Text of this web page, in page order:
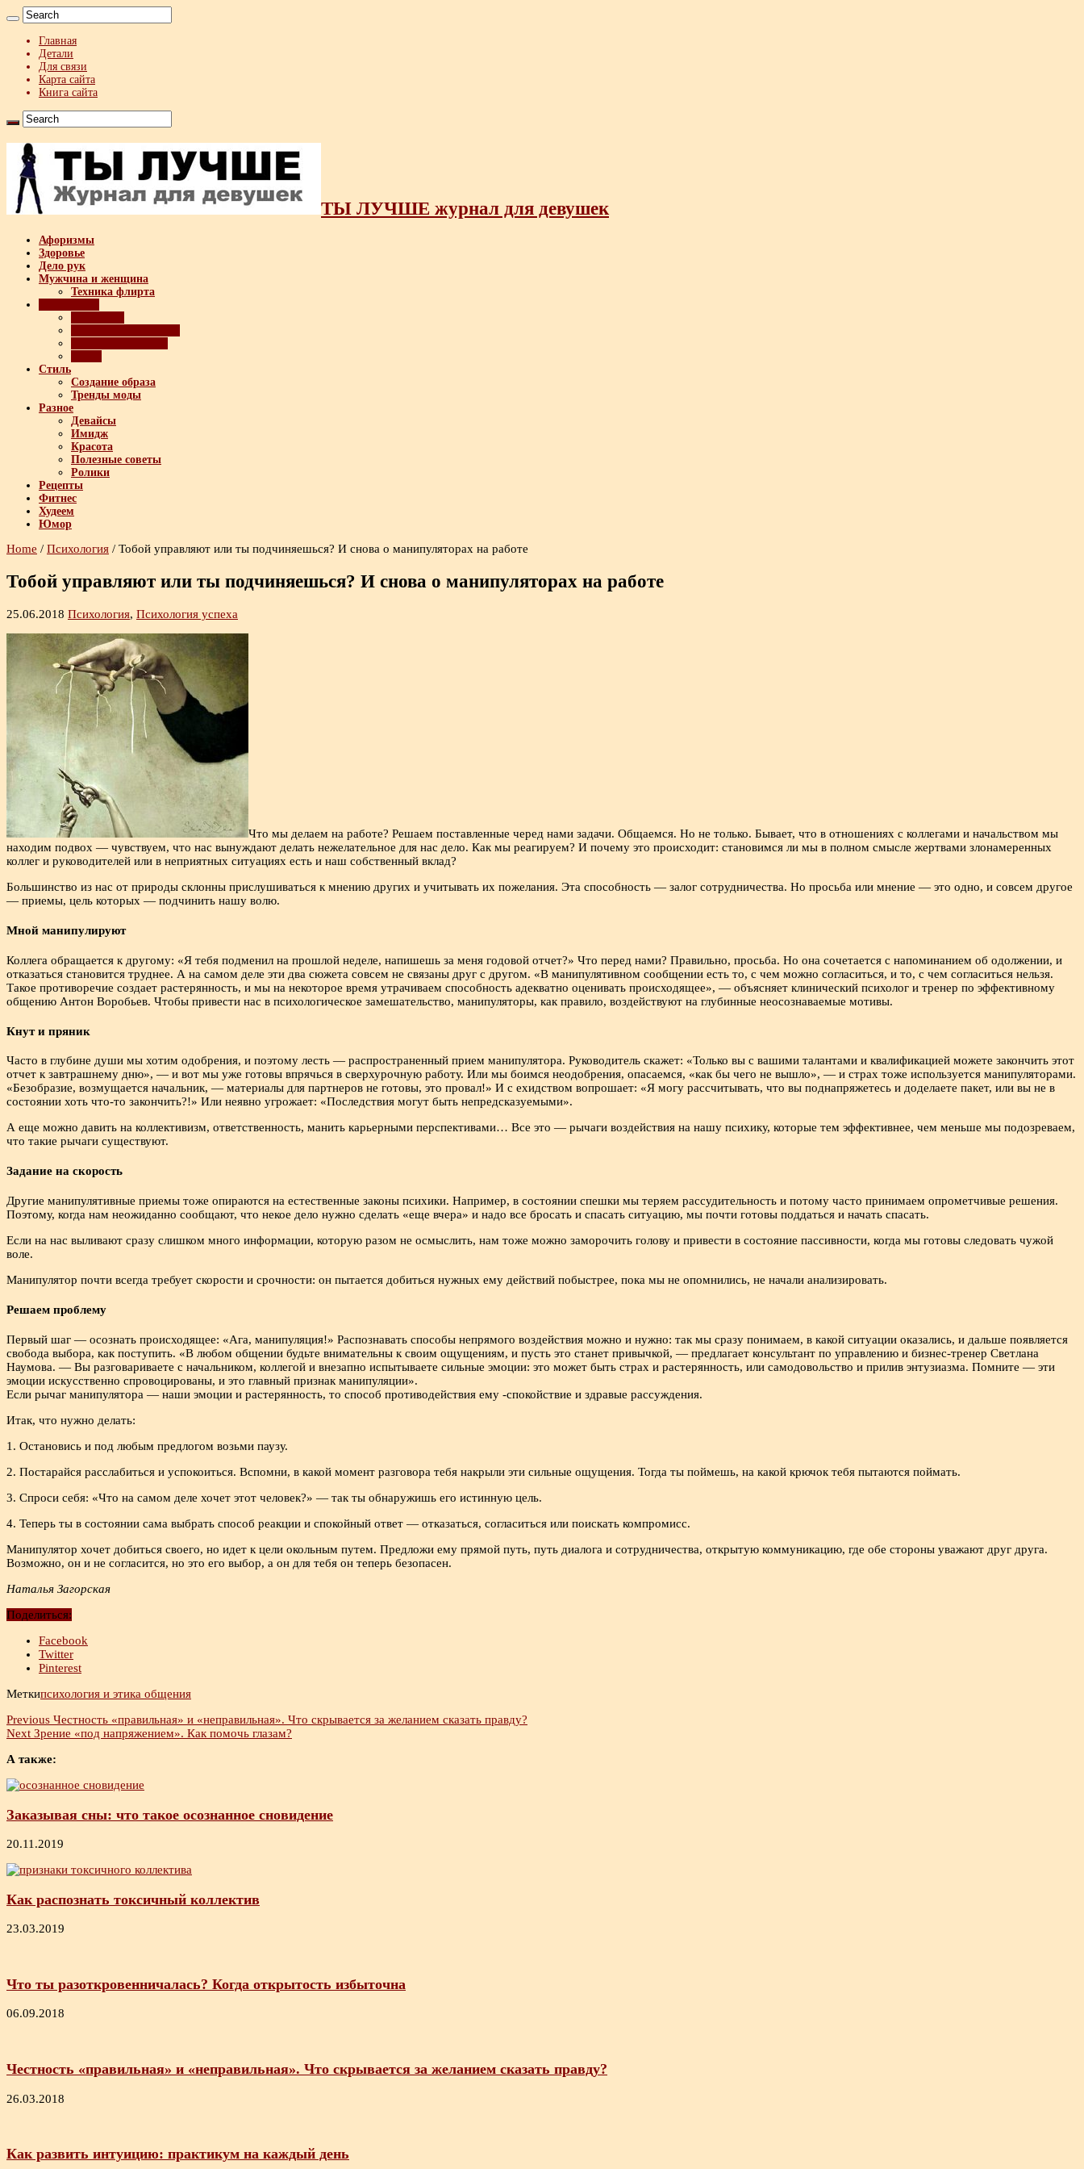
Главная
Детали
Для связи
Карта сайта
Книга сайта
ТЫ ЛУЧШЕ журнал для девушек
Афоризмы
Здоровье
Дело рук
Мужчина и женщина
Техника флирта
Стиль
Создание образа
Тренды моды
Разное
Девайсы
Имидж
Красота
Полезные советы
Ролики
Рецепты
Фитнес
Худеем
Юмор
Home / Психология / Тобой управляют или ты подчиняешься? И снова о манипуляторах на работе
Тобой управляют или ты подчиняешься? И снова о манипуляторах на работе
25.06.2018 Психология, Психология успеха
Что мы делаем на работе? Решаем поставленные черед нами задачи. Общаемся. Но не только. Бывает, что в отношениях с коллегами и начальством мы
находим подвох — чувствуем, что нас вынуждают делать нежелательное для нас дело. Как мы реагируем? И почему это происходит: становимся ли мы в полном смысле жертвами злонамеренных
коллег и руководителей или в неприятных ситуациях есть и наш собственный вклад?
Большинство из нас от природы склонны прислушиваться к мнению других и учитывать их пожелания. Эта способность — залог сотрудничества. Но просьба или мнение — это одно, и совсем другое
— приемы, цель которых — подчинить нашу волю.
Мной манипулируют
Коллега обращается к другому: «Я тебя подменил на прошлой неделе, напишешь за меня годовой отчет?» Что перед нами? Правильно, просьба. Но она сочетается с напоминанием об одолжении, и
отказаться становится труднее. А на самом деле эти два сюжета совсем не связаны друг с другом. «В манипулятивном сообщении есть то, с чем можно согласиться, и то, с чем согласиться нельзя.
Такое противоречие создает растерянность, и мы на некоторое время утрачиваем способность адекватно оценивать происходящее», — объясняет клинический психолог и тренер по эффективному
общению Антон Воробьев. Чтобы привести нас в психологическое замешательство, манипуляторы, как правило, воздействуют на глубинные неосознаваемые мотивы.
Кнут и пряник
Часто в глубине души мы хотим одобрения, и поэтому лесть — распространенный прием манипулятора. Руководитель скажет: «Только вы с вашими талантами и квалификацией можете закончить этот
отчет к завтрашнему дню», — и вот мы уже готовы впрячься в сверхурочную работу. Или мы боимся неодобрения, опасаемся, «как бы чего не вышло», — и страх тоже используется манипуляторами.
«Безобразие, возмущается начальник, — материалы для партнеров не готовы, это провал!» И с ехидством вопрошает: «Я могу рассчитывать, что вы поднапряжетесь и доделаете пакет, или вы не в
состоянии хоть что-то закончить?!» Или неявно угрожает: «Последствия могут быть непредсказуемыми».
А еще можно давить на коллективизм, ответственность, манить карьерными перспективами… Все это — рычаги воздействия на нашу психику, которые тем эффективнее, чем меньше мы подозреваем,
что такие рычаги существуют.
Задание на скорость
Другие манипулятивные приемы тоже опираются на естественные законы психики. Например, в состоянии спешки мы теряем рассудительность и потому часто принимаем опрометчивые решения.
Поэтому, когда нам неожиданно сообщают, что некое дело нужно сделать «еще вчера» и надо все бросать и спасать ситуацию, мы почти готовы поддаться и начать спасать.
Если на нас выливают сразу слишком много информации, которую разом не осмыслить, нам тоже можно заморочить голову и привести в состояние пассивности, когда мы готовы следовать чужой
воле.
Манипулятор почти всегда требует скорости и срочности: он пытается добиться нужных ему действий побыстрее, пока мы не опомнились, не начали анализировать.
Решаем проблему
Первый шаг — осознать происходящее: «Ага, манипуляция!» Распознавать способы непрямого воздействия можно и нужно: так мы сразу понимаем, в какой ситуации оказались, и дальше появляется
свобода выбора, как поступить. «В любом общении будьте внимательны к своим ощущениям, и пусть это станет привычкой, — предлагает консультант по управлению и бизнес-тренер Светлана
Наумова. — Вы разговариваете с начальником, коллегой и внезапно испытываете сильные эмоции: это может быть страх и растерянность, или самодовольство и прилив энтузиазма. Помните — эти
эмоции искусственно спровоцированы, и это главный признак манипуляции».
Если рычаг манипулятора — наши эмоции и растерянность, то способ противодействия ему -спокойствие и здравые рассуждения.
Итак, что нужно делать:
1. Остановись и под любым предлогом возьми паузу.
2. Постарайся расслабиться и успокоиться. Вспомни, в какой момент разговора тебя накрыли эти сильные ощущения. Тогда ты поймешь, на какой крючок тебя пытаются поймать.
3. Спроси себя: «Что на самом деле хочет этот человек?» — так ты обнаружишь его истинную цель.
4. Теперь ты в состоянии сама выбрать способ реакции и спокойный ответ — отказаться, согласиться или поискать компромисс.
Манипулятор хочет добиться своего, но идет к цели окольным путем. Предложи ему прямой путь, путь диалога и сотрудничества, открытую коммуникацию, где обе стороны уважают друг друга.
Возможно, он и не согласится, но это его выбор, а он для тебя он теперь безопасен.
Наталья Загорская
Поделиться:
Facebook
Twitter
Pinterest
Меткипсихология и этика общения
Previous Честность «правильная» и «неправильная». Что скрывается за желанием сказать правду?
Next Зрение «под напряжением». Как помочь глазам?
А также:
Заказывая сны: что такое осознанное сновидение
20.11.2019
Как распознать токсичный коллектив
23.03.2019
Что ты разоткровенничалась? Когда открытость избыточна
06.09.2018
Честность «правильная» и «неправильная». Что скрывается за желанием сказать правду?
26.03.2018
Как развить интуицию: практикум на каждый день